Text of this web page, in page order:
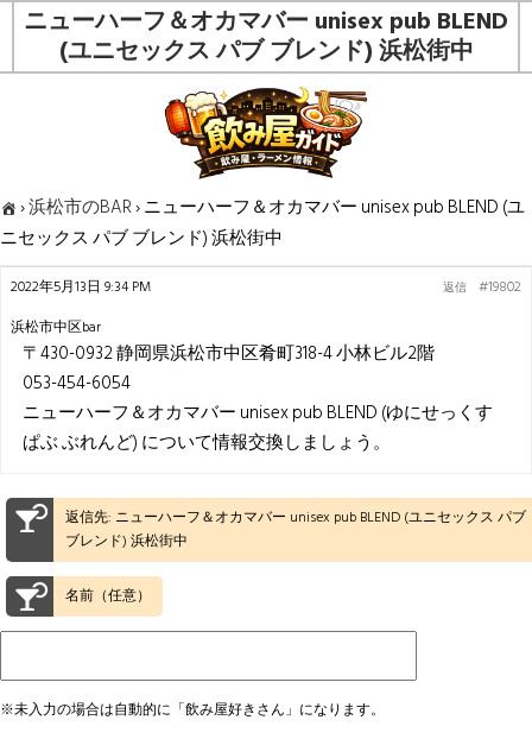
ニューハーフ＆オカマバー unisex pub BLEND
(ユニセックス パブ ブレンド) 浜松街中
›浜松市のBAR›ニューハーフ＆オカマバー unisex pub BLEND (ユ
ニセックス パブ ブレンド) 浜松街中
2022年5月13日 9:34 PM #19802
返信
浜松市中区bar
〒430-0932 静岡県浜松市中区肴町318-4 小林ビル2階
053-454-6054
ニューハーフ＆オカマバー unisex pub BLEND (ゆにせっくす
ぱぶ ぶれんど) について情報交換しましょう。
返信先: ニューハーフ＆オカマバー unisex pub BLEND (ユニセックス パブ
ブレンド) 浜松街中
名前（任意）
※未入力の場合は自動的に「飲み屋好きさん」になります。